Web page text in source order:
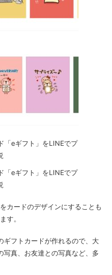
カードのデザインにすることも
す。
ギフトカードが作れるので、大
写真、お友達との写真など、多